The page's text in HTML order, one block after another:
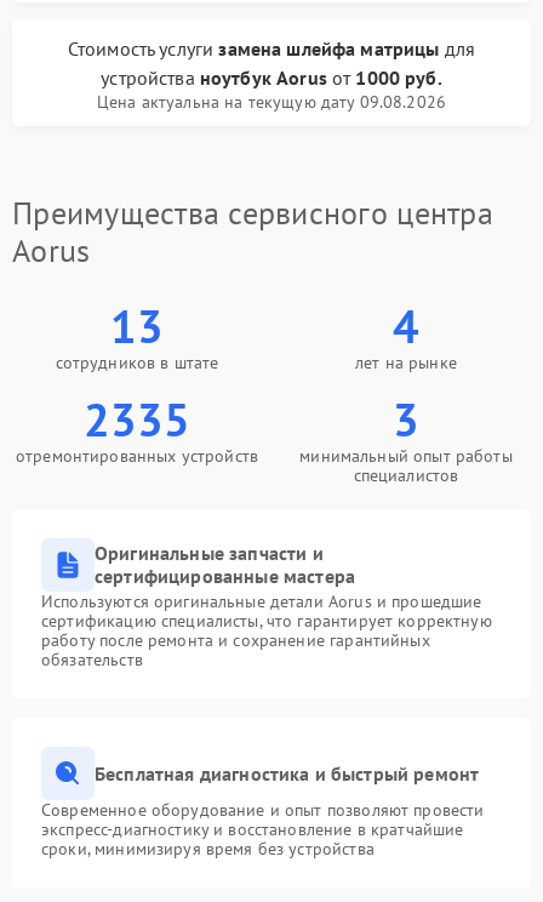
Стоимость услугизамена шлейфа матрицы для
устройства ноутбук Aorusот 1000 руб.
Цена актуальна на текущую дату 09.08.2026
Преимущества сервисного центра
Aorus
13
сотрудников в штате
4
лет на рынке
2335
отремонтированных устройств
3
минимальный опыт работы
специалистов
Оригинальные запчасти и
сертифицированные мастера
Используются оригинальные детали Aorus и прошедшие
сертификацию специалисты, что гарантирует корректную
работу после ремонта и сохранение гарантийных
обязательств
Бесплатная диагностика и быстрый ремонт
Современное оборудование и опыт позволяют провести
экспресс-диагностику и восстановление в кратчайшие
сроки, минимизируя время без устройства